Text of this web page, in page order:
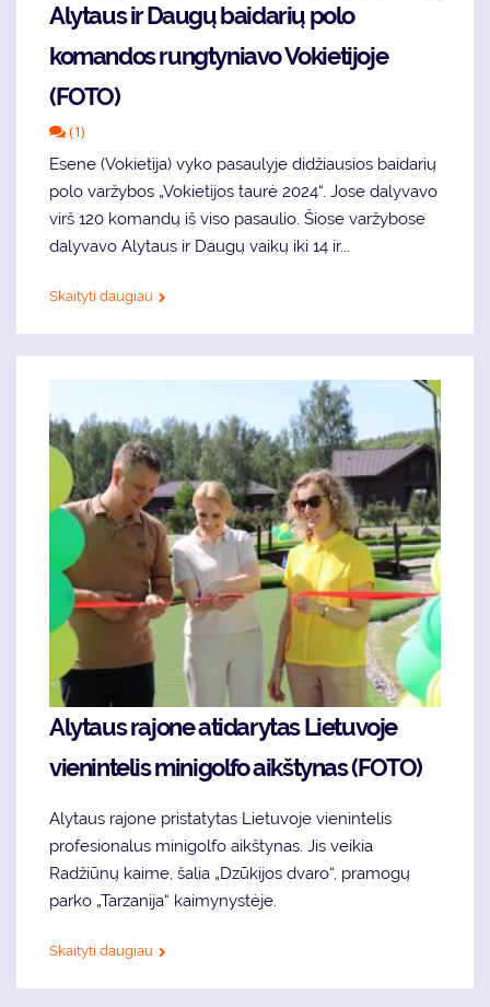
Alytaus ir Daugų baidarių polo
komandos rungtyniavo Vokietijoje
(FOTO)
(1)
Esene (Vokietija) vyko pasaulyje didžiausios baidarių
polo varžybos „Vokietijos taurė 2024“. Jose dalyvavo
virš 120 komandų iš viso pasaulio. Šiose varžybose
dalyvavo Alytaus ir Daugų vaikų iki 14 ir...
Skaityti daugiau
Alytaus rajone atidarytas Lietuvoje
vienintelis minigolfo aikštynas (FOTO)
Alytaus rajone pristatytas Lietuvoje vienintelis
profesionalus minigolfo aikštynas. Jis veikia
Radžiūnų kaime, šalia „Dzūkijos dvaro“, pramogų
parko „Tarzanija“ kaimynystėje.
Skaityti daugiau